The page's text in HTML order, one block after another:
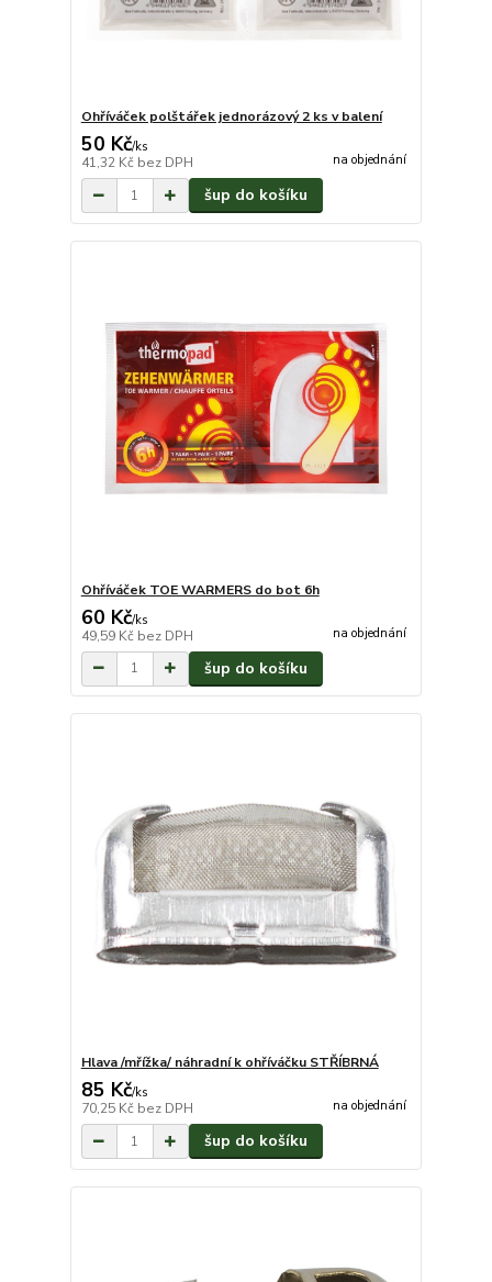
Ohříváček polštářek jednorázový 2 ks v balení
50 Kč/ks
41,32 Kč bez DPH na objednání
šup do košíku
Ohříváček TOE WARMERS do bot 6h
60 Kč/ks
49,59 Kč bez DPH na objednání
šup do košíku
Hlava /mřížka/ náhradní k ohříváčku STŘÍBRNÁ
85 Kč/ks
70,25 Kč bez DPH na objednání
šup do košíku